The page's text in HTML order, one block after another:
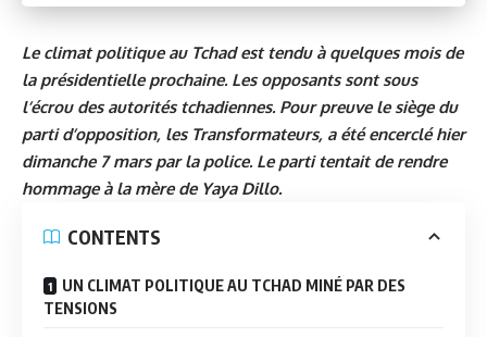
Le climat politique au Tchad est tendu à quelques mois de
la présidentielle prochaine. Les opposants sont sous
l’écrou des autorités tchadiennes. Pour preuve le siège du
parti d’opposition, les Transformateurs, a été encerclé hier
dimanche 7 mars par la police. Le parti tentait de rendre
hommage à la mère de Yaya Dillo.
CONTENTS
UN CLIMAT POLITIQUE AU TCHAD MINÉ PAR DES
TENSIONS